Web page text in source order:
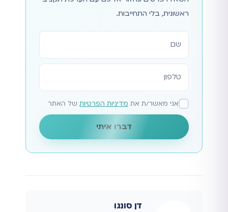
ראשונית, בלי התחייבות.
אתר
אני מאשר/ת את מדיניות הפרטיות של האתר
דברו איתי
דן סונגו